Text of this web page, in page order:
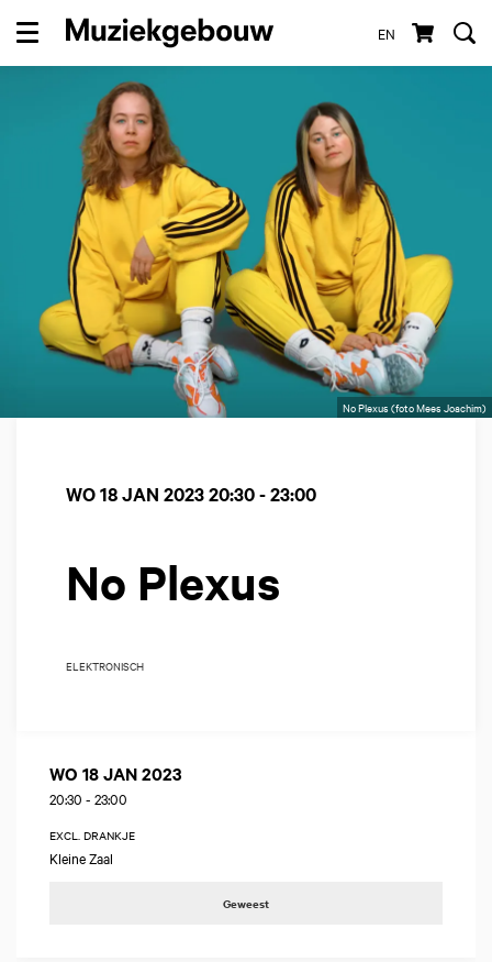
EN
Menu
No Plexus (foto Mees Joachim)
No Plexus
WO 18 JAN 202320:30 - 23:00
ELEKTRONISCH
WO 18 JAN 2023
20:30 - 23:00
EXCL. DRANKJE
Kleine Zaal
Geweest